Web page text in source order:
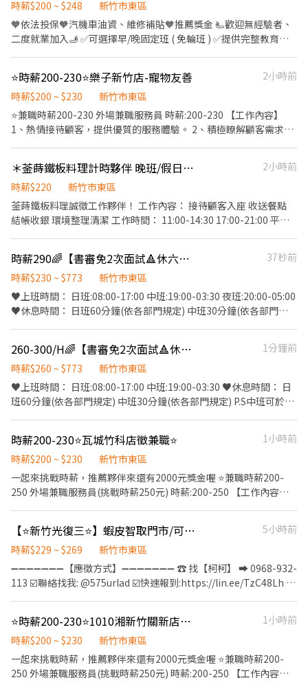
17號1樓 關西正義 - 智取店：新竹縣關西鎮正義路186號1樓 -
▶【一般門市有人店】：地點自選 🔹【新竹縣市】 新竹光華店 - 新
竹市北區光華南街37號1樓 新竹竹文店 - 新竹市北區竹文街5號1樓
新竹金竹店 - 新竹市北區金竹路104號1樓 新竹南大店 - 新竹市東區
南大路576.576-1號1樓 新竹大同店 - 新竹市東區大同路69號1樓 新
竹光復二店 - 新竹市東區光復路二段142號1樓 新竹東南店 - 新竹市
東區東南街80號1樓 新竹金山店 - 新竹市東區金山北一街116號1樓
新竹建中店 - 新竹市東區建中路85號1樓 新竹關新店 - 新竹市東區關
新東路360號1樓 竹北中山店 - 新竹縣竹北市中山路57號1樓 竹北中
正店 - 新竹縣竹北市中正西路552號1樓 竹北勝利店 - 新竹縣竹北市
勝利五路150號1樓 竹北新溪店 - 新竹縣竹北市新溪街10號1樓 竹北
嘉豐店 - 新竹縣竹北市嘉豐五路二段132號1樓 竹東民族店 - 新竹縣
竹東鎮民族路58號1、2樓 竹東杞林店 - 新竹縣竹東鎮杞林路8號1樓
新豐文昌店 - 新竹縣新豐鄉文昌街68號1樓 湖口安宅店 - 新竹縣湖口
鄉安宅四街21號1樓 湖口成功店 - 新竹縣湖口鄉成功路102-1號1樓 -
▸加入快速回覆📞：https://lin.ee/bWWeLDF ▸ 朱專員：
用餐說明】：統一訂便當80元or對面有7-11 【 休息時間】：上下
午各10分鐘，用餐60分鐘 【 職缺特色】：免費機車停車位、體檢補
助全額、不限學歷、汽車停車位可申請(須付費) 傳你的名字以及截
圖職缺，他會跟你說後續唷 ID:@866feuvn(晨洸人力銀行官方帳號)
時薪$200 ~ $248
新竹市東區
🧡依法投保🧡汽機車油資、維修補貼🧡推薦獎金 🫷歡迎無經驗者、
二度就業加入🫸 ✅可選擇早/晚固定班 ( 免輪班 ) ✅提供完整教育訓
服務 3.維持門市作業區環境、清潔維護作業 🔸上班時間： 早班時段
▸10:30-17:30 晚班時段▸16:15-22:45、18:45-22:45 ⚠️晚班一週至少
2天16:15上班⚠️ 🔸時薪：200-220/H 🔸排休制：一週依主管排班2-
4天，假日要可配合排班
環境、清潔維護作業 3.須配合"單日"跑點及鄰近有人店門市支援 4.
主管交辦各項事務 ⚠️需有駕照、機車，需配合單日跑點支援鄰近門
店⚠️ 🔸上班時間： 早班▸07:00-12:30 / 08:30-13:30 ( 至少需配合5H
) 晚班▸17:30-22:30 / 18:30-23:30 🔸時薪：208-248/H 🔸排休制：
一週依主管排班2-4天，假日要可配合排班 - 🦐工作地點 ：(依門市
當下缺額為主) 【有人店】 新竹光復二店 新竹市東區光復路二段142
號1樓 新竹關新店 新竹市東區關新東路360號1樓 新竹金山店 新竹市
香山牛埔店 新竹市香山區牛埔路88號1樓 【智取店】 新竹四維 - 智
取店 新竹市北區四維路36號1樓 新竹湳中 - 智取店 新竹市北區湳中
街107號1樓 新竹北新 - 智取店 新竹市北區北新街135號1樓 - 新竹慈
雲 - 智取店 新竹市東區慈雲路125號1、2樓 新竹竹蓮 - 智取店 新竹
市東區南大路382號1樓 新竹鐵道 - 智取店 新竹市東區鐵道路一段28
巷81號1樓 新竹光復三 - 智取店 新竹市東區光復路一段45號1樓 - 新
竹中山 - 智取店 新竹市香山區中山路640巷708號1樓 ⚠️⚠️一律採線
上預約，請勿直接到現場應徵⚠️⚠️ - ⭐⭐⭐ 應 徵 方 式 ⭐⭐⭐ ➊請加入
官方聯繫 👉 https://lin.ee/M1T2713 ➋留言：姓名/電話/地區/職
⭐️時薪200-230⭐️樂子新竹店-寵物友善
2小時前
時薪$200 ~ $230
新竹市東區
⭐️兼職時薪200-230 外場兼職服務員 時薪:200-230 【工作內容】
1、熱情接待顧客，提供優質的服務體驗。 2、積極瞭解顧客需求，
薪年假。 ❤上班當日供應餐點及飲料。 ❤國定假日雙薪，有加班費
(依照勞基法給付)。 ❤️享有員工8折優惠。 ❤️享有勞健保。 ❤️享有
月獎金，為自己薪水而外加薪。 ❤️每月提報『真心為你』為自己得
到夥伴禮券，來店吃飯更有優惠，上班更真心為你創造自我價值。
＊菳蒔鐵板料理計時夥伴 晚班/假日（長期）
2小時前
時薪$220
新竹市東區
菳蒔鐵板料理誠徵工作夥伴！ 工作內容： 接待顧客入座 收送餐點
結帳收銀 環境整理清潔 工作時間： 11:00-14:30 17:00-21:00 平日
小時獎金2000 滿兩百五十小時獎金2500 滿三百小時獎金3000 以此
類推 每年度會重新計算一次 福利：不定期聚餐、依照工作能力及年
資表現調整薪水、三節獎金
時薪290🌈【書審免2次面試🔺休六日🔺週預支】M-C41
37秒前
時薪$230 ~ $773
新竹市東區
♥️上班時間： 日班:08:00-17:00 中班:19:00-03:30 夜班:20:00-05:00
♥️休息時間： 日班60分鐘(依各部門規定) 中班30分鐘(依各部門規
看單位) ♥️薪資待遇： 日班250元/時 包含出勤獎金20元 中、夜班
290元/時 包含出勤獎金20元 ♥️工作內容： 1.撕標籤、貼標籤 2.低速
產品測試 3.端面存圖(端面清潔，端面存取圖片)檢查端面(確認模塊
內有無髒污) 4.放大鏡(檢查標籤字樣缺陷) 5.酒精清潔塊外觀 6.確認
外觀、測試及進出烤箱 ♥️用餐說明：員工餐廳或自帶便當 ★免學經
跟你說後續唷 ID:@866feuvn(晨洸人力銀行官方帳號) 電話:
0900768770 施先生 0901312635 方小姐
260-300/H🌈【書審免2次面試🔺休六日🔺週預支】M-C41(園區)
1分鐘前
時薪$260 ~ $773
新竹市東區
♥️上班時間： 日班:08:00-17:00 中班:19:00-03:30 ♥️休息時間： 日
班60分鐘(依各部門規定) 中班30分鐘(依各部門規定) P.S中班可於上
中班290元/時 包含出勤獎金20元(黃光區額外+10/H) ♥️工作內容：
初期主要負責生產材料與耗材整理、物料搬運及庫房管理等作業，
工作皆依標準作業流程(SOP)執行，公司亦提供完整安全教育與防護
裝備。 ♥️用餐說明：員工餐廳或自帶便當 傳你的名字以及截圖職
缺，他會跟你說後續唷 ID:@866feuvn(晨洸人力銀行官方帳號) 電
時薪200-230⭐️瓦城竹科店徵兼職⭐️
1小時前
時薪$200 ~ $230
新竹市東區
一起來挑戰時薪，推薦夥伴來還有2000元獎金喔 ⭐️兼職時薪200-
250 外場兼職服務員(挑戰時薪250元) 時薪:200-250 【工作內容】
服務員 時薪:230-250 【工作內容】 1、為顧客提供良好的接待與訂
位服務。 2、積極聆聽顧客並瞭解他們的需求，並提供即時的解答
與幫助。 3、專業介紹餐點，同時善於銷售。 ❤每週彈性排班制，
同享有薪年假。 ❤上班當日供應餐點及飲料。 ❤國定假日雙薪，有
加班費(依照勞基法給付)。 ❤️享有員工8折優惠。 ❤️享有勞健保。
自己得到夥伴禮券，來店吃飯更有優惠，上班更真心為你創造自我
價值。 ❤️每季提報『優秀同仁』為自己得到夥伴禮券，來店吃飯更
【⭐新竹光復三⭐】蝦皮智取門市/可兼職/有教育訓練/無經驗可/蝦智EQ
5小時前
時薪$229 ~ $269
新竹市東區
➖➖➖➖➖➖➖【應徵方式】➖➖➖➖➖➖➖ ☎️ 找【柯柯】 ➡ 0968-932-
113 ☑️聯絡找我: @575urlad ☑️快速報到:https://lin.ee/TzC48Lh 加
班/兼職全班 【工作內容】 ▲協助門市營運：包裹收寄、搬運、盤
點、理貨、上架、進貨、補貨等 ▲維持門市作業區環境、清潔維護
作業 ▲需配合單日騎車跑點 【將有教育訓練及門市實習】 【工作時
間】 ➡️兼職➡️ ⭕早班：
07:00~12:00/07:30~12:30/08:00~13:00/08:30~13:30(彈性排班) ⭕
⭐️時薪200-230⭐️1010湘新竹關新店徵兼職工讀生⭐️⭐️
1小時前
時薪$200 ~ $230
新竹市東區
一起來挑戰時薪，推薦夥伴來還有2000元獎金喔 ⭐️兼職時薪200-
250 外場兼職服務員(挑戰時薪250元) 時薪:200-250 【工作內容】